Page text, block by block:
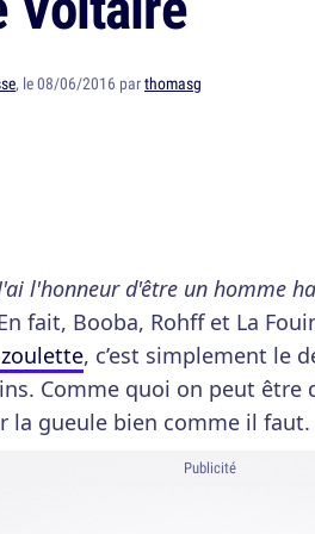
, le 08/06/2016 parthomasg
l'honneur d'être un homme
fait, Booba, Rohff et La
, c’est simplement le
Comme quoi on peut être
la gueule bien comme il faut.
Publicité